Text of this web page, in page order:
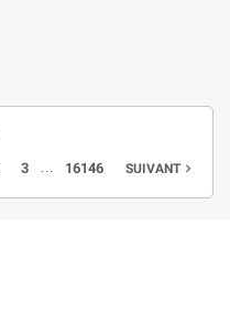
3 … 16146 SUIVANT